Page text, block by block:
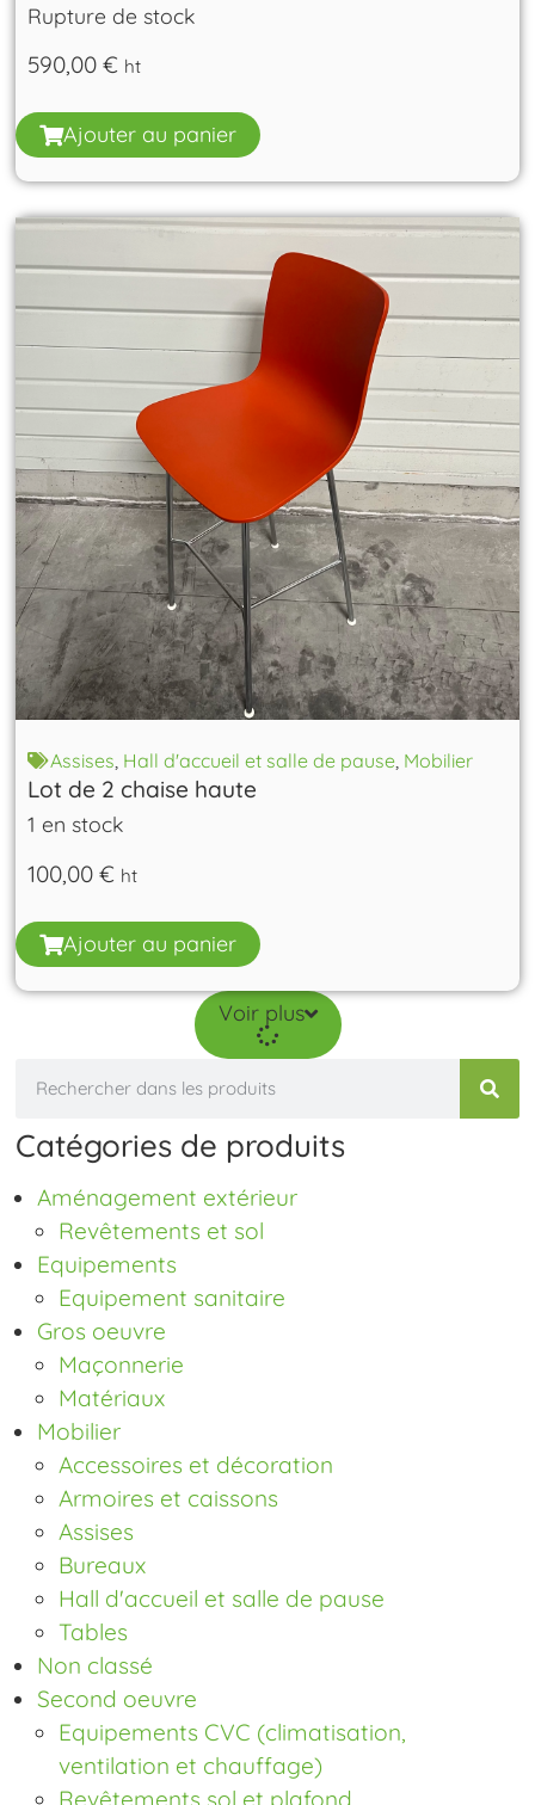
Rupture de stock
590,00€ ht
Ajouter au panier
Assises, Hall d'accueil et salle de pause, Mobilier
Lot de 2 chaise haute
1 en stock
100,00€ ht
Ajouter au panier
Voir plus
Catégories de produits
Aménagement extérieur
Revêtements et sol
Equipements
Equipement sanitaire
Gros oeuvre
Maçonnerie
Matériaux
Mobilier
Accessoires et décoration
Armoires et caissons
Assises
Bureaux
Hall d'accueil et salle de pause
Tables
Non classé
Second oeuvre
Equipements CVC (climatisation,
ventilation et chauffage)
Revêtements sol et plafond